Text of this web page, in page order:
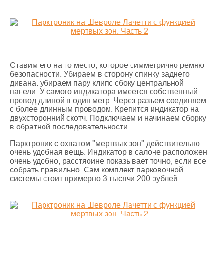
Ставим его на то место, которое симметрично ремню
безопасности. Убираем в сторону спинку заднего
дивана, убираем пару клипс сбоку центральной
панели. У самого индикатора имеется собственный
провод длиной в один метр. Через разъем соединяем
с более длинным проводом. Крепится индикатор на
двухсторонний скотч. Подключаем и начинаем сборку
в обратной последовательности.
Парктроник с охватом "мертвых зон" действительно
очень удобная вещь. Индикатор в салоне расположен
очень удобно, расстяоине показывает точно, если все
собрать правильно. Сам комплект парковочной
системы стоит примерно 3 тысячи 200 рублей.